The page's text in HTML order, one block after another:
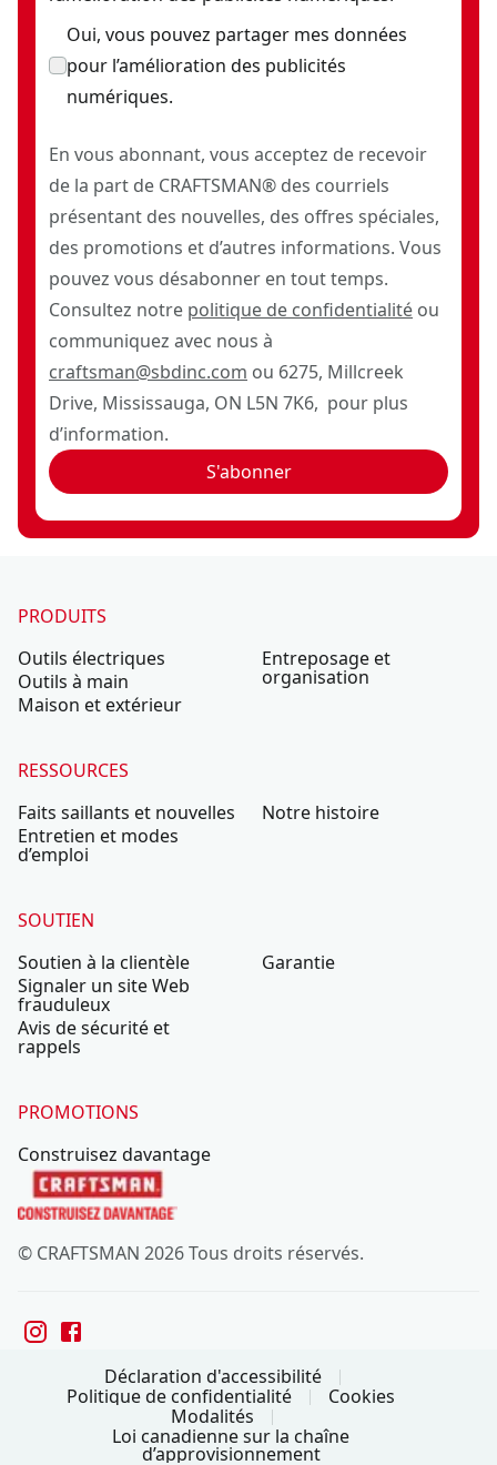
Oui, vous pouvez partager mes données
pour l’amélioration des publicités
numériques.
En vous abonnant, vous acceptez de recevoir
de la part de CRAFTSMAN® des courriels
présentant des nouvelles, des offres spéciales,
des promotions et d’autres informations. Vous
pouvez vous désabonner en tout temps.
Consultez notre politique de confidentialité ou
communiquez avec nous à
craftsman@sbdinc.com ou 6275, Millcreek
Drive, Mississauga, ON L5N 7K6, pour plus
d’information.
S'abonner
PRODUITS
Outils électriques
Outils à main
Maison et extérieur
Entreposage et
organisation
RESSOURCES
Faits saillants et nouvelles
Entretien et modes
d’emploi
Notre histoire
SOUTIEN
Soutien à la clientèle
Signaler un site Web
frauduleux
Avis de sécurité et
rappels
Garantie
PROMOTIONS
Construisez davantage
© CRAFTSMAN 2026 Tous droits réservés.
Déclaration d'accessibilité
Politique de confidentialité
Cookies
Modalités
Loi canadienne sur la chaîne
d’approvisionnement